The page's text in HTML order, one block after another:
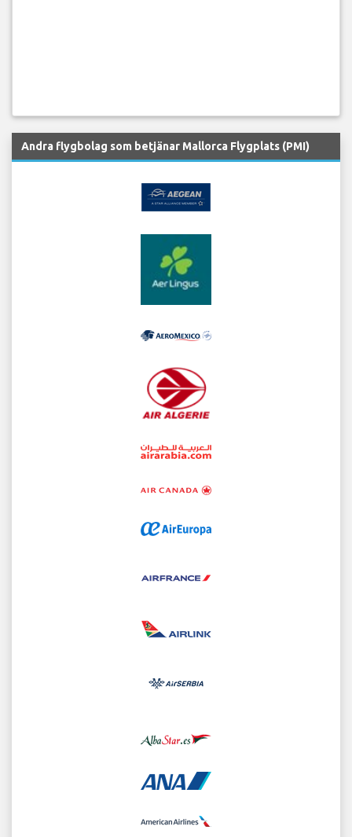
Andra flygbolag som betjänar Mallorca Flygplats (PMI)